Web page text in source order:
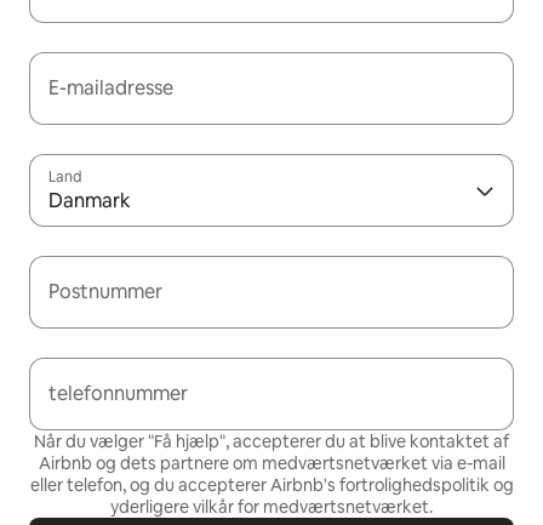
E-mailadresse
Land
Danmark
Postnummer
telefonnummer
Når du vælger "Få hjælp", accepterer du at blive kontaktet af
Airbnb og dets partnere om medværtsnetværket via e-mail
eller telefon, og du accepterer Airbnb's fortrolighedspolitik og
yderligere vilkår for medværtsnetværket.